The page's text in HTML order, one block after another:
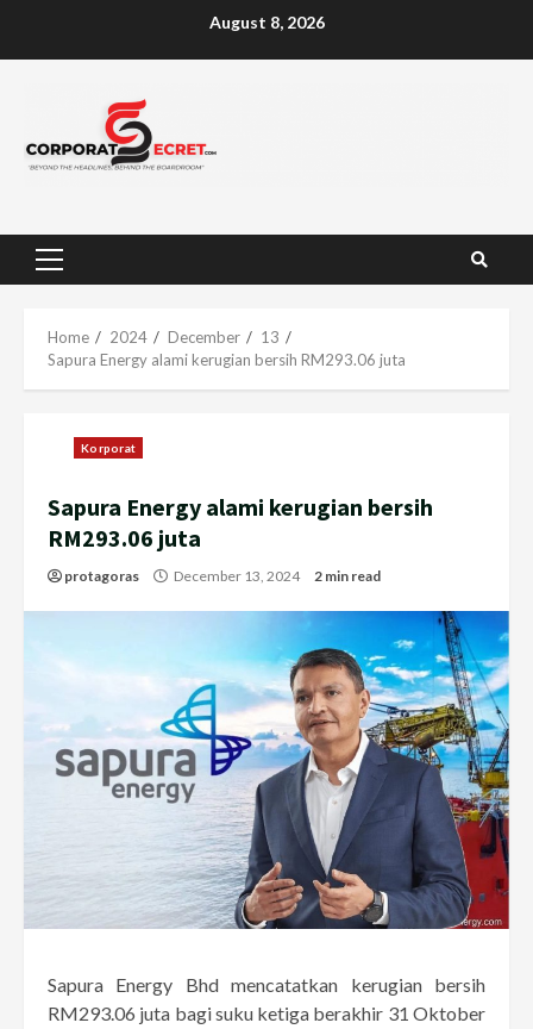
August 8, 2026
Primary
Home 2024 December
13
Sapura Energy alami kerugian bersih RM293.06 juta
Korporat
Sapura Energy alami kerugian bersih
RM293.06 juta
protagoras December 13, 2024 2 min read
Sapura Energy Bhd mencatatkan kerugian bersih
RM293.06 juta bagi suku ketiga berakhir 31 Oktober